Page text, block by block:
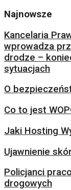
Najnowsze
Kancelaria
wprowadza
drodze –
sytuacjach
O
Co to jest
Jaki Hosting
Ujawnienie
Policjanci
drogowych